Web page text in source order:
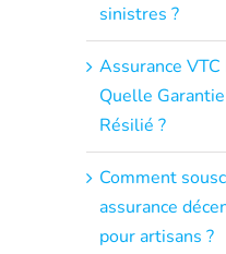
sinistres ?
Assurance
Quelle
Résilié ?
Comment
assurance
pour artisans ?